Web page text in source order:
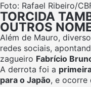
Foto: Rafael Ribeiro/
TORCIDA
OUTROS
Além de Mauro,
redes sociais,
zagueiro Fabrício
A derrota foi a
para o Japão, e ocorre